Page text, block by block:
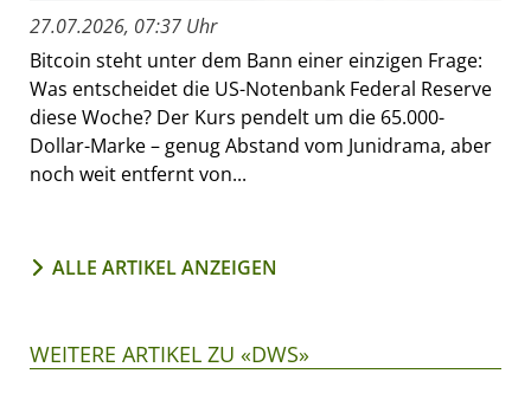
27.07.2026, 07:37 Uhr
Bitcoin steht unter dem Bann einer einzigen Frage:
Was entscheidet die US-Notenbank Federal Reserve
diese Woche? Der Kurs pendelt um die 65.000-
Dollar-Marke – genug Abstand vom Junidrama, aber
noch weit entfernt von...
ALLE ARTIKEL ANZEIGEN
WEITERE ARTIKEL ZU «DWS»